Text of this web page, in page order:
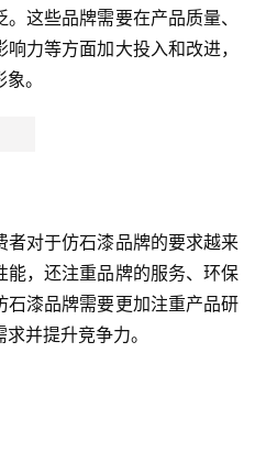
这些品牌需要在产品质量、
力等方面加大投入和改进，
。
者对于仿石漆品牌的要求越来
，还注重品牌的服务、环保
漆品牌需要更加注重产品研
并提升竞争力。